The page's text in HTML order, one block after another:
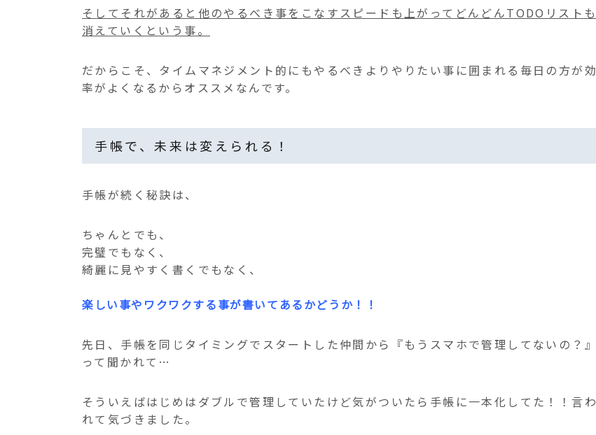
そしてそれがあると他のやるべき事をこなすスピードも上がってどんどんTODOリストも
消えていくという事。
だからこそ、タイムマネジメント的にもやるべきよりやりたい事に囲まれる毎日の方が効
率がよくなるからオススメなんです。
手帳で、未来は変えられる！
手帳が続く秘訣は、
ちゃんとでも、
完璧でもなく、
綺麗に見やすく書くでもなく、
楽しい事やワクワクする事が書いてあるかどうか！！
先日、手帳を同じタイミングでスタートした仲間から『もうスマホで管理してないの？』
って聞かれて…
そういえばはじめはダブルで管理していたけど気がついたら手帳に一本化してた！！言わ
れて気づきました。